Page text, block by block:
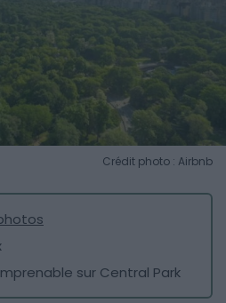
Crédit photo : Airbnb
sur Central Park